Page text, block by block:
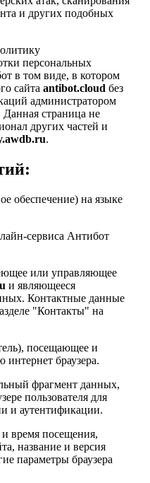
и других подобных
персональных
в том виде, в котором
сайта antibot.cloud без
администратором
Данная страница не
других частей и
.
обеспечение) на языке
сервиса Антибот
или управляющее
и являющееся
Контактные данные
"Контакты" на
посещающее и
браузера.
фрагмент данных,
пользователя для
и аутентификации.
и время посещения,
название и версия
параметры браузера